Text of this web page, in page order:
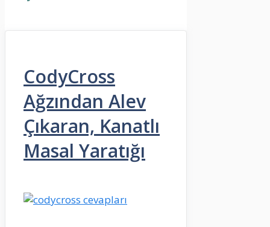
CodyCross
Ağzından Alev
Çıkaran, Kanatlı
Masal Yaratığı